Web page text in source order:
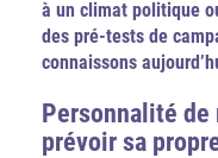
à un climat politique
des pré-tests de
connaissons
Personnalité de
prévoir sa